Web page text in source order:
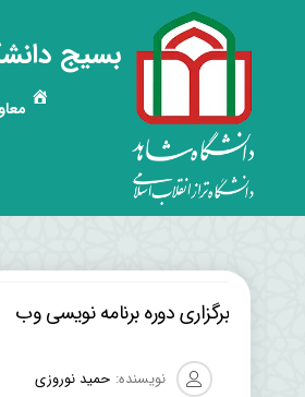
بسیج
برگزاری دوره برنامه نویسی وب
نویسنده: حمید نوروزی